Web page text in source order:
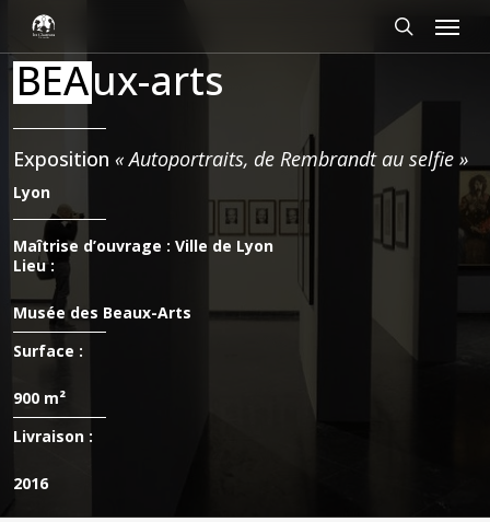
Panneau de gestion des cookies
contenu
principal
rechercher
Menu
BEAux-arts
Exposition « Autoportraits, de Rembrandt au selfie »
Lyon
Maîtrise d’ouvrage : Ville de Lyon
Lieu :
Musée des Beaux-Arts
Surface :
900 m²
Livraison :
2016